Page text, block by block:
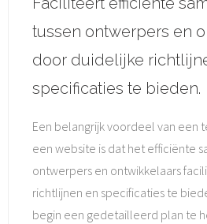
tussen ontwerpers en
door duidelijke
specificaties te bieden.
Een belangrijk voordeel van een
een website is dat het efficiënte
ontwerpers en ontwikkelaars
richtlijnen en specificaties te
begin een gedetailleerd plan te